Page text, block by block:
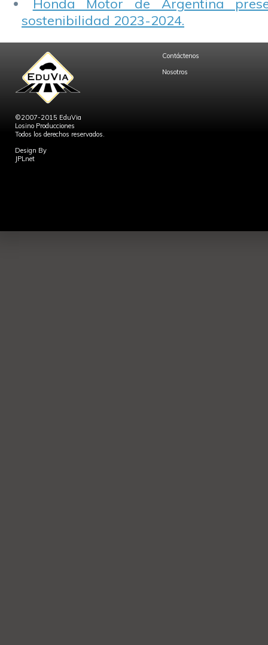
Honda Motor de Argentina
sostenibilidad 2023-2024.
©2007-2015 EduVia
Losino Producciones
Todos los derechos reservados.
Design By
JPLnet
Contáctenos
Nosotros